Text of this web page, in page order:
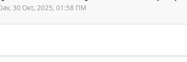
30 Οκτ, 2025, 01:58 ΠΜ